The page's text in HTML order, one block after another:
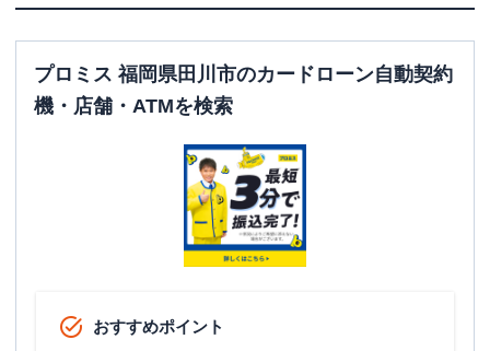
プロミス 福岡県田川市のカードローン自動契約
機・店舗・ATMを検索
おすすめポイント